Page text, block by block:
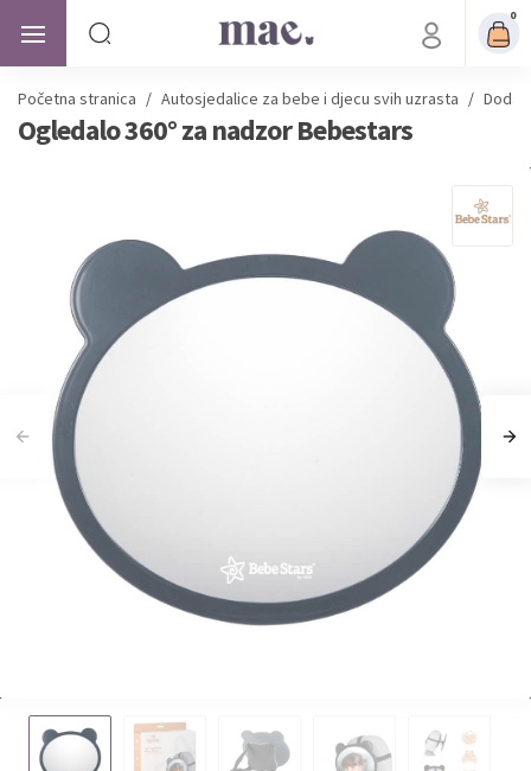
0
Početna stranica / Autosjedalice za bebe i djecu svih uzrasta /
Ogledalo 360° za nadzor Bebestars